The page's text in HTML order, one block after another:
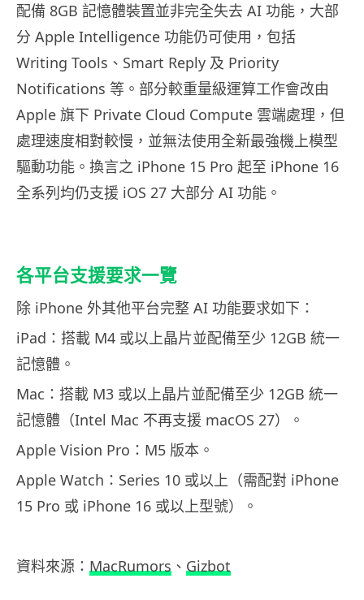
配備 8GB 記憶體裝置並非完全失去 AI 功能，大部
分 Apple Intelligence 功能仍可使用，包括
Writing Tools、Smart Reply 及 Priority
Notifications 等。部分較重量級運算工作會改由
Apple 旗下 Private Cloud Compute 雲端處理，但
處理速度相對較慢，並無法使用全新最強機上模型
驅動功能。換言之 iPhone 15 Pro 起至 iPhone 16
全系列均仍支援 iOS 27 大部分 AI 功能。
各平台支援要求一覽
除 iPhone 外其他平台完整 AI 功能要求如下：
iPad：搭載 M4 或以上晶片並配備至少 12GB 統一
記憶體。
Mac：搭載 M3 或以上晶片並配備至少 12GB 統一
記憶體（Intel Mac 不再支援 macOS 27）。
Apple Vision Pro：M5 版本。
Apple Watch：Series 10 或以上（需配對 iPhone
15 Pro 或 iPhone 16 或以上型號）。
資料來源： MacRumors 、 Gizbot